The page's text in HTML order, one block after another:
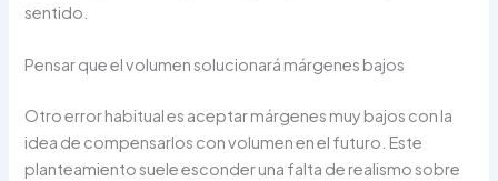
sentido.
Pensar que el volumen solucionará márgenes bajos
Otro error habitual es aceptar márgenes muy bajos con la
idea de compensarlos con volumen en el futuro. Este
planteamiento suele esconder una falta de realismo sobre